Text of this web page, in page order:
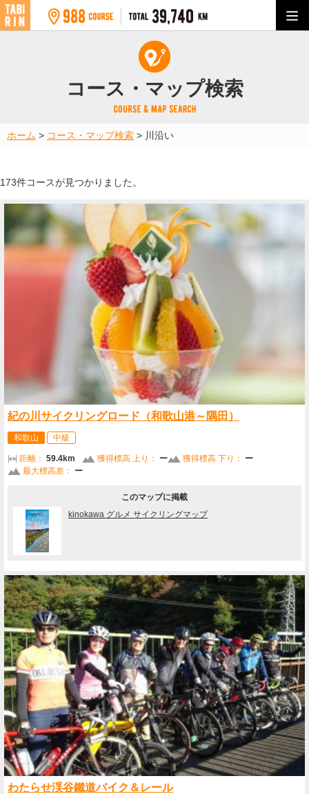
コース・マップ検索
ホーム > コース・マップ検索 > 川沿い
173件コースが見つかりました。
紀の川サイクリングロード（和歌山港～隅田）
和歌山 中級
距離： 59.4km 獲得標高 上り： ー 獲得標高 下り：
ー
最大標高差：
ー
このマップに掲載
kinokawa グルメ サイクリングマップ
わたらせ渓谷鐵道バイク＆レール